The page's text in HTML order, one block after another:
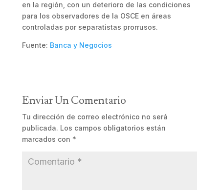
en la región, con un deterioro de las condiciones
para los observadores de la OSCE en áreas
controladas por separatistas prorrusos.
Fuente: Banca y Negocios
Enviar Un Comentario
Tu dirección de correo electrónico no será
publicada. Los campos obligatorios están
marcados con *